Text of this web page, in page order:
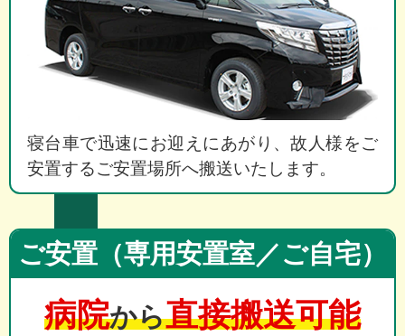
寝台車で迅速にお迎えにあがり、故人様をご
安置するご安置場所へ搬送いたします。
ご安置（専用安置室／ご自宅）
病院から直接搬送可能